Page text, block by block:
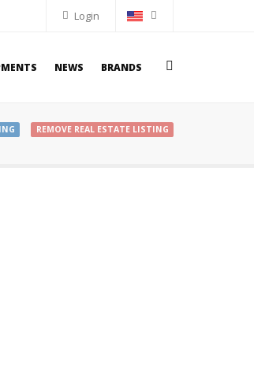
Login
NEWS BRANDS
REMOVE REAL ESTATE LISTING